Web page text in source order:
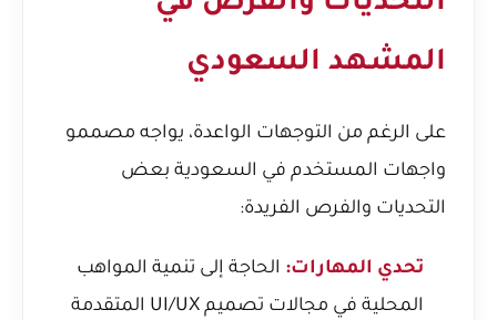
المشهد السعودي
على الرغم من التوجهات الواعدة، يواجه مصممو
واجهات المستخدم في السعودية بعض
التحديات والفرص الفريدة:
تحدي المهارات: الحاجة إلى تنمية المواهب
المحلية في مجالات تصميم UI/UX المتقدمة